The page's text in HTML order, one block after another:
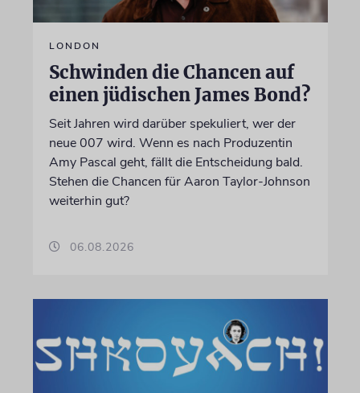
LONDON
Schwinden die Chancen auf
einen jüdischen James Bond?
Seit Jahren wird darüber spekuliert, wer der
neue 007 wird. Wenn es nach Produzentin
Amy Pascal geht, fällt die Entscheidung bald.
Stehen die Chancen für Aaron Taylor-Johnson
weiterhin gut?
06.08.2026